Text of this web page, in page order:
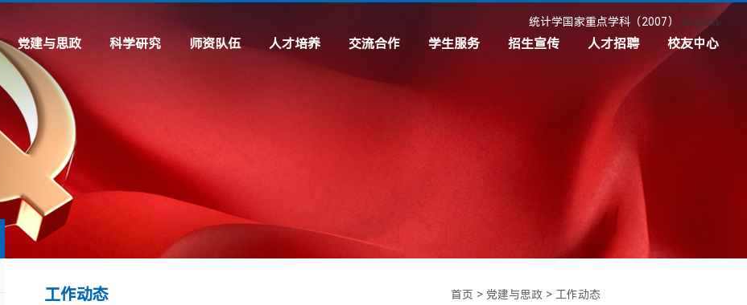
统计学国家重点学科（2007） English
党建与思政
理论建设
工作动态
通知公告
先进风采
学习教育
科学研究 师资队伍 人才培养 交流合作
交流项目
学生服务 招生宣传 人才招聘 校友中心
校友分会
工作动态 首页 > 党建与思政 > 工作动态